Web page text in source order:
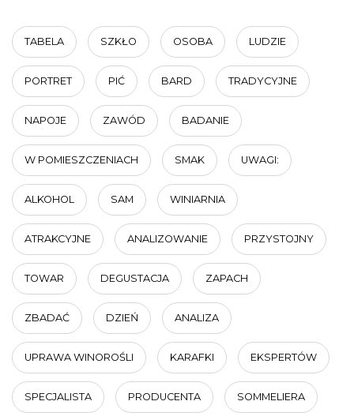
TABELA SZKŁO OSOBA LUDZIE
PORTRET PIĆ BARD TRADYCYJNE
NAPOJE ZAWÓD BADANIE
W POMIESZCZENIACH SMAK UWAGI:
ALKOHOL SAM WINIARNIA
ATRAKCYJNE ANALIZOWANIE PRZYSTOJNY
TOWAR DEGUSTACJA ZAPACH
ZBADAĆ DZIEŃ ANALIZA
UPRAWA WINOROŚLI KARAFKI EKSPERTÓW
SPECJALISTA PRODUCENTA SOMMELIERA